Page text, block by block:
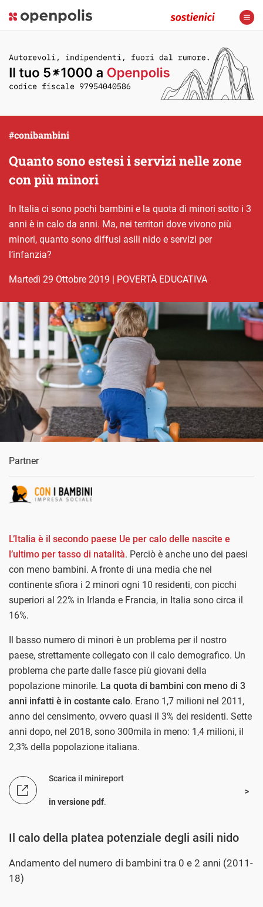
Quanto sono estesi i servizi nelle zone
con più minori
#conibambini
In Italia ci sono pochi bambini e la quota di minori sotto i 3
anni è in calo da anni. Ma, nei territori dove vivono più
minori, quanto sono diffusi asili nido e servizi per
l’infanzia?
martedì 29 Ottobre 2019 | POVERTÀ EDUCATIVA
Partner
L’Italia è il secondo paese Ue per calo delle nascite e
l’ultimo per tasso di natalità. Perciò è anche uno dei paesi
con meno bambini. A fronte di una media che nel
continente sfiora i 2 minori ogni 10 residenti, con picchi
superiori al 22% in Irlanda e Francia, in Italia sono circa il
16%.
Il basso numero di minori è un problema per il nostro
paese, strettamente collegato con il calo demografico. Un
problema che parte dalle fasce più giovani della
popolazione minorile. La quota di bambini con meno di 3
anni infatti è in costante calo. Erano 1,7 milioni nel 2011,
anno del censimento, ovvero quasi il 3% dei residenti. Sette
anni dopo, nel 2018, sono 300mila in meno: 1,4 milioni, il
2,3% della popolazione italiana.
Scarica il minireport
in versione pdf.
Il calo della platea potenziale degli asili nido
Andamento del numero di bambini tra 0 e 2 anni (2011-
18)